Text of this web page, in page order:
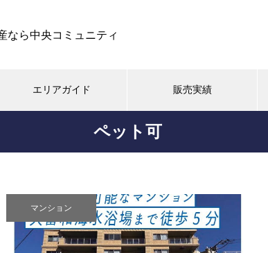
なら中央コミュニティ
エリアガイド 販売実績
マンション
旧軽井沢 鹿島の森北
ペット可
マンション